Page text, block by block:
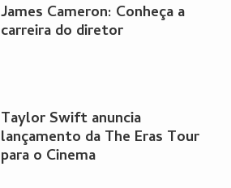
James Cameron: Conheça a
carreira do diretor
Taylor Swift anuncia
lançamento da The Eras Tour
para o Cinema